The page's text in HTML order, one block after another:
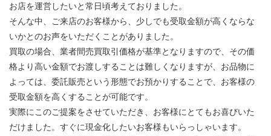
お店を運営したいと常日頃考えておりました。
そんな中、ご来店のお客様から、少しでも受取金額が高くならな
いかとのお声をいただくことがありました。
買取の場合、業者間売買取引価格が基準となりますので、その価
格より高い金額でお渡しすることは難しくなりますが、お品物に
よっては、委託販売という形態でお預かりすることで、お客様の
受取金額を高くすることが可能です。
実際にこのご提案をさせていただき、お客様にとてもお喜びいた
だけました。すぐに現金化したいお客様もいらっしゃいます。